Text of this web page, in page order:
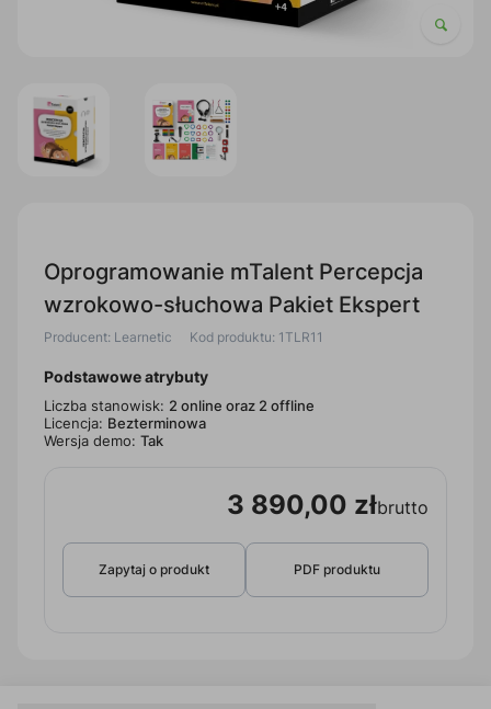
Oprogramowanie mTalent Percepcja
wzrokowo-słuchowa Pakiet Ekspert
Producent: Learnetic Kod produktu: 1TLR11
Podstawowe atrybuty
Liczba stanowisk: 2 online oraz 2 offline
Licencja: Bezterminowa
Wersja demo: Tak
3 890,00 złbrutto
Zapytaj o produkt PDF produktu